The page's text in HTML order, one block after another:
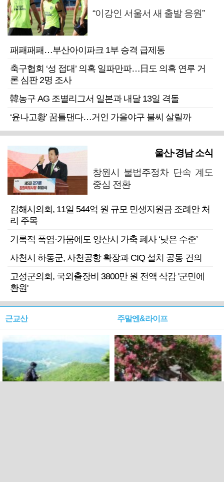
“이강인 서울서 새 출발 응원”
패패패패…부산아이파크 1부 승격 급제동
축구협회 ‘성 접대’ 의혹 일파만파…日도 의혹 연루 거
론 심판 2명 조사
韓농구 AG 조별리그서 일본과 내달 13일 격돌
‘윤나고황’ 꿈틀댄다…거인 가을야구 불씨 살릴까
울산·경남 소식
창원시 불법주정차 단속 계도
중심 전환
김해시의회, 11일 544억 원 규모 민생지원금 조례안 처
리 주목
기록적 폭염·가뭄에도 양산시 가축 폐사 ‘낮은 수준’
사천시 하동군, 사천공항 확장과 CIQ 설치 공동 건의
고성군의회, 국외출장비 3800만 원 전액 삭감 '군민에
환원'
근교산 주말엔&라이프